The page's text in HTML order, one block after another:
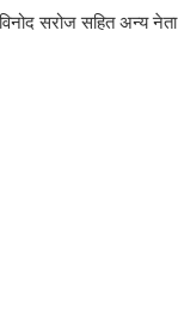
सरोज सहित अन्य नेता